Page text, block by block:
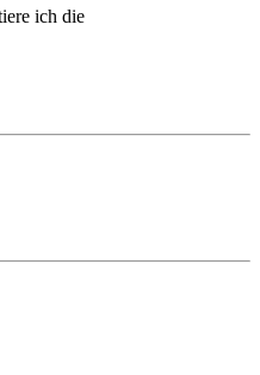
ich die